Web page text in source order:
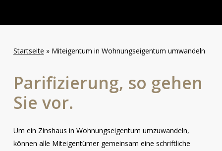
Startseite » Miteigentum in Wohnungseigentum umwandeln
Parifizierung, so gehen
Sie vor.
Um ein Zinshaus in Wohnungseigentum umzuwandeln,
können alle Miteigentümer gemeinsam eine schriftliche